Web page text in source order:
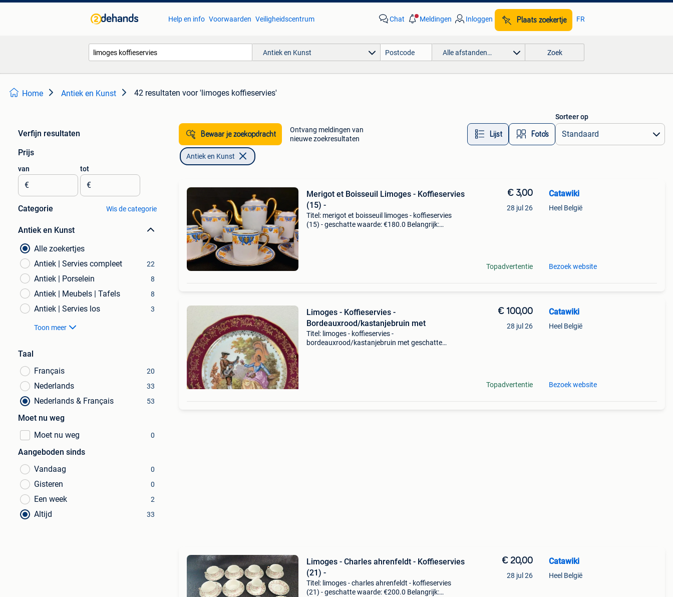
Help en info Voorwaarden Veiligheidscentrum Chat Meldingen Inloggen Plaats zoekertje FR
Antiek en Kunst Alle afstanden… Zoek
Home Antiek en Kunst 42 resultaten voor 'limoges koffieservies'
Verfijn resultaten
Prijs
van
€
tot
€
Categorie Wis de categorie
Antiek en Kunst
Alle zoekertjes
Antiek | Servies compleet
22
Antiek | Porselein 8
Antiek | Meubels | Tafels 8
Antiek | Servies los 3
Toon meer
Taal
Français
20
Nederlands 33
Nederlands & Français 53
Moet nu weg
Moet nu weg
0
Aangeboden sinds
Vandaag
0
Gisteren 0
Een week 2
Altijd 33
Bewaar je zoekopdracht
Ontvang meldingen van
nieuwe zoekresultaten
Lijst Foto’s
Sorteer op
Antiek en Kunst
Merigot et Boisseuil Limoges - Koffieservies
(15) -
Titel: merigot et boisseuil limoges - koffieservies
(15) - geschatte waarde: €180.0 Belangrijk:
€ 3,00
28 jul 26
Topadvertentie
Catawiki
Heel België
Bezoek website
Limoges - Koffieservies -
Bordeauxrood/kastanjebruin met
Titel: limoges - koffieservies -
bordeauxrood/kastanjebruin met geschatte
€ 100,00
28 jul 26
Topadvertentie
Catawiki
Heel België
Bezoek website
Limoges - Charles ahrenfeldt - Koffieservies
(21) -
Titel: limoges - charles ahrenfeldt - koffieservies
(21) - geschatte waarde: €200.0 Belangrijk:
€ 20,00
28 jul 26
Catawiki
Heel België